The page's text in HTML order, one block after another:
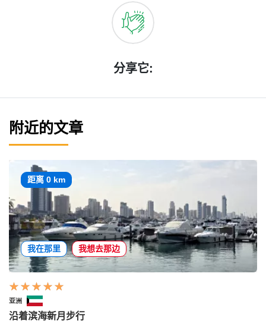
分享它:
附近的文章
距离 0 km
我在那里 我想去那边
亚洲
沿着滨海新月步行